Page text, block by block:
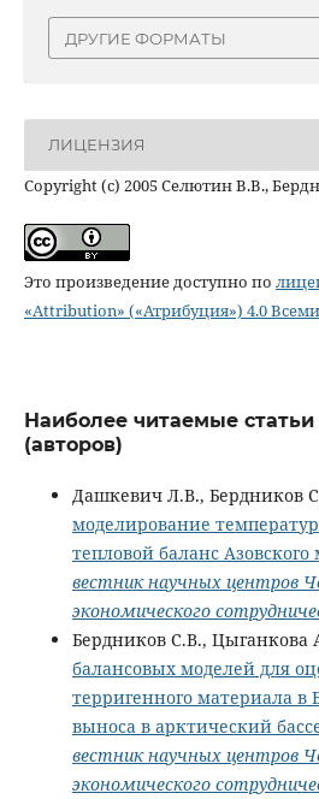
ДРУГИЕ ФОРМАТЫ
ЛИЦЕНЗИЯ
Copyright (c) 2005 Селютин В.В.,
Это произведение доступно по
«Attribution» («Атрибуция») 4.0
Наиболее читаемые статьи
(авторов)
Дашкевич Л.В., Бердников
моделирование
тепловой баланс Aзовского
вестник научных центров
экономического
Бердников С.В., Цыганкова
балансовых моделей для
терригенного материала в
выноса в арктический
вестник научных центров
экономического